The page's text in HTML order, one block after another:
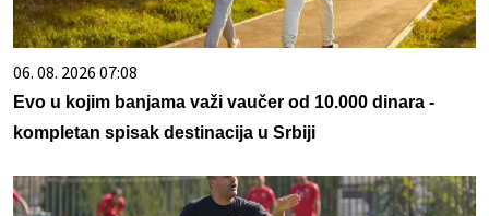
06. 08. 2026 07:08
Evo u kojim banjama važi vaučer od 10.000 dinara -
kompletan spisak destinacija u Srbiji